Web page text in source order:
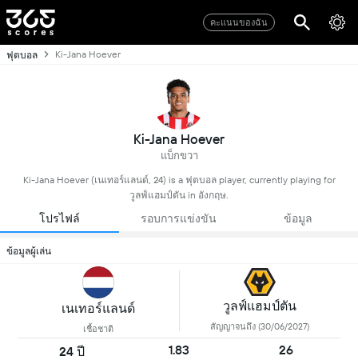
คะแนนของฉัน
ฟุตบอล Ki-Jana Hoever
Ki-Jana Hoever
แบ็กขวา
Ki-Jana Hoever (เนเทอร์แลนด์, 24) is a ฟุตบอล player, currently playing for
วูลฟ์แฮมป์ตัน in อังกฤษ.
โปรไฟล์ รอบการแข่งขัน ข้อมูล
ข้อมูลผู้เล่น
เนเทอร์แลนด์
เชื้อชาติ
วูลฟ์แฮมป์ตัน
สัญญาจนถึง (30/06/2027)
24 ปี 1.83 26